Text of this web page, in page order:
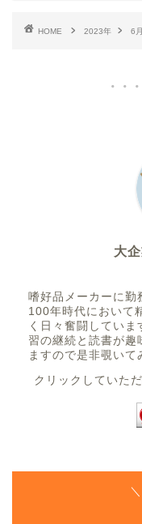
HOME 2023年 6月
大
嗜好品メーカーに勤
100年時代において
く日々奮闘してい
習の継続と読書が
ますので是非覗いて
クリックしていた